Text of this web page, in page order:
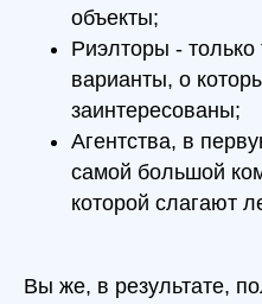
объекты;
Риэлторы -
варианты, о
заинтересованы;
Агентства, в
самой большой
которой слагают
Вы же, в результате,